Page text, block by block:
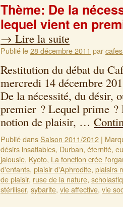
Thème: De la
lequel vient en
→ Lire la suite
Publié le28 décembre 2011 par
Restitution du débat du
mercredi 14 décembre
De la nécessité, du désir,
premier ? Lequel prime ?
notion de plaisir, …
Publié dansSaison 2011/2012 |
désirs insatiables, Durban, éternité,
jalousie, Kyoto, La fonction crée
d'enfants, plaisir d'Aphrodite, plaisirs
de plaisir, ruse de la nature,
stériliser, sybarite, vie affective, vie